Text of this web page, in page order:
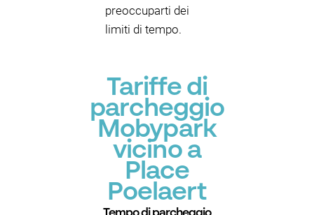
preoccuparti dei
limiti di tempo.
Tariffe di
parcheggio
Mobypark
vicino a
Place
Poelaert